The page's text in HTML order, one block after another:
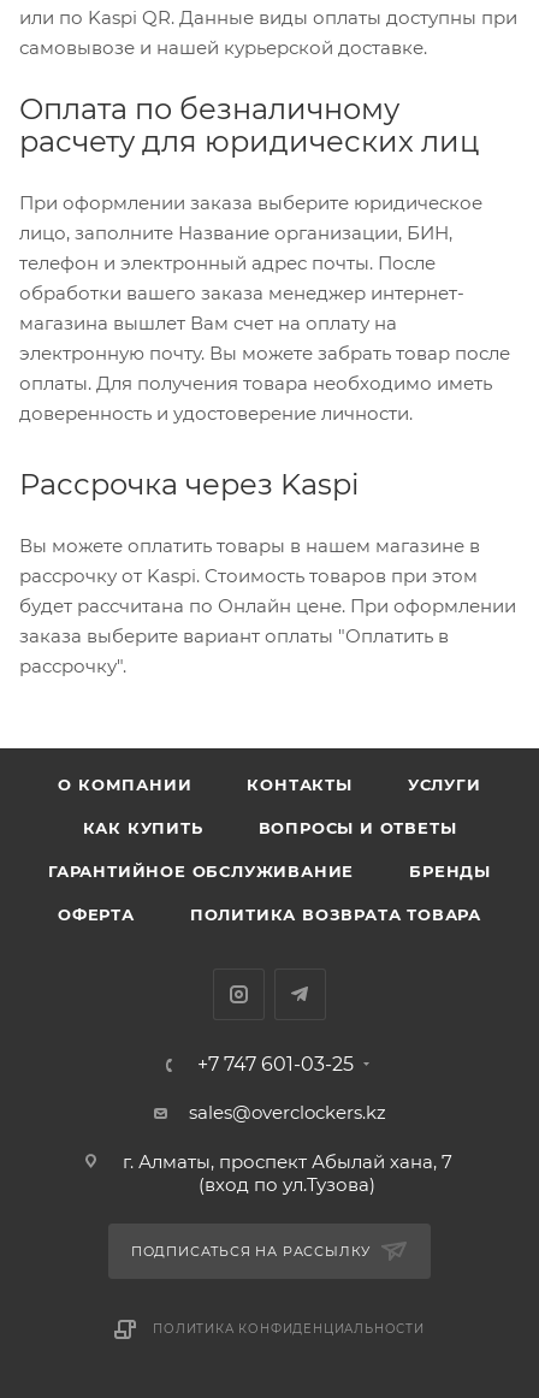
или по Kaspi QR. Данные виды оплаты доступны при
самовывозе и нашей курьерской доставке.
Оплата по безналичному
расчету для юридических лиц
При оформлении заказа выберите юридическое
лицо, заполните Название организации, БИН,
телефон и электронный адрес почты. После
обработки вашего заказа менеджер интернет-
магазина вышлет Вам счет на оплату на
электронную почту. Вы можете забрать товар после
оплаты. Для получения товара необходимо иметь
доверенность и удостоверение личности.
Рассрочка через Kaspi
Вы можете оплатить товары в нашем магазине в
рассрочку от Kaspi. Стоимость товаров при этом
будет рассчитана по Онлайн цене. При оформлении
заказа выберите вариант оплаты "Оплатить в
рассрочку".
О КОМПАНИИ КОНТАКТЫ УСЛУГИ
КАК КУПИТЬ ВОПРОСЫ И ОТВЕТЫ
ГАРАНТИЙНОЕ ОБСЛУЖИВАНИЕ БРЕНДЫ
ОФЕРТА ПОЛИТИКА ВОЗВРАТА ТОВАРА
+7 747 601-03-25
sales@overclockers.kz
г. Алматы, проспект Абылай хана, 7
(вход по ул.Тузова)
ПОДПИСАТЬСЯ НА РАССЫЛКУ
ПОЛИТИКА КОНФИДЕНЦИАЛЬНОСТИ